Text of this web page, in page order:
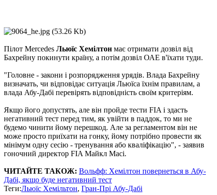
Пілот Mercedes Льюїс Хемілтон має отримати дозвіл від
Бахрейну покинути країну, а потім дозвіл ОАЕ в'їхати туди.
"Головне - закони і розпорядження урядів. Влада Бахрейну
визначать, чи відповідає ситуація Льюїса їхнім правилам, а
влада Абу-Дабі перевірять відповідність своїм критеріям.
Якщо його допустять, але він пройде тести FIA і здасть
негативний тест перед тим, як увійти в паддок, то ми не
будемо чинити йому перешкод. Але за регламентом він не
може просто приїхати на гонку, йому потрібно провести як
мінімум одну сесію - тренування або кваліфікацію", - заявив
гоночний директор FIA Майкл Масі.
ЧИТАЙТЕ ТАКОЖ: Вольфф: Хемілтон повернеться в Абу-
Дабі, якщо буде негативний тест
Теги:Льюїс Хемільтон, Гран-Прі Абу-Дабі